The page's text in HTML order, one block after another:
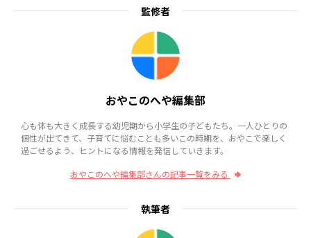
監修者
おやこのへや編集部
心も体も大きく成長する幼児期から小学生の子どもたち。一人ひとりの
個性が出てきて、子育てに悩むことも多いこの時期を、おやこで楽しく
過ごせるよう、ヒントになる情報を発信していきます。
おやこのへや編集部さんの記事一覧をみる
執筆者